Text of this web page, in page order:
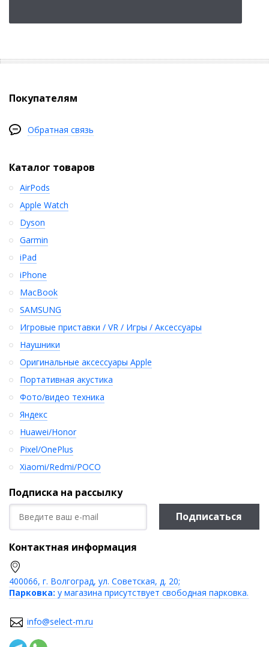
Покупателям
Обратная связь
Каталог товаров
AirPods
Apple Watch
Dyson
Garmin
iPad
iPhone
MacBook
SAMSUNG
Игровые приставки / VR / Игры / Аксессуары
Наушники
Оригинальные аксессуары Apple
Портативная акустика
Фото/видео техника
Яндекс
Huawei/Honor
Pixel/OnePlus
Xiaomi/Redmi/POCO
Подписка на рассылку
Подписаться
Контактная информация
400066, г. Волгоград, ул. Советская, д. 20;
Парковка: у магазина присутствует свободная парковка.
info@select-m.ru